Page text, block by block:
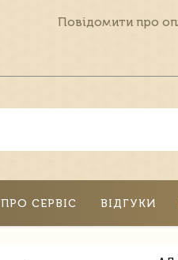
Повідомити про
ПРО СЕРВІС ВІДГУКИ